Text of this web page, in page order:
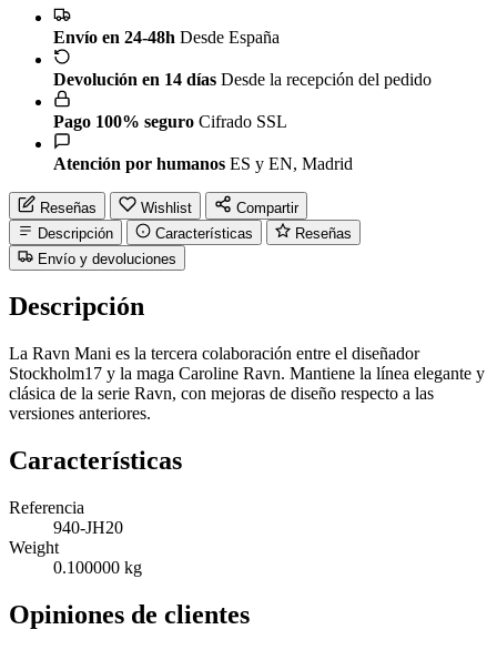
Envío en 24-48h Desde España
Devolución en 14 días Desde la recepción del pedido
Pago 100% seguro Cifrado SSL
Atención por humanos ES y EN, Madrid
Reseñas Wishlist
Compartir
Descripción
Características
Reseñas
Envío y devoluciones
Descripción
La Ravn Mani es la tercera colaboración entre el diseñador
Stockholm17 y la maga Caroline Ravn. Mantiene la línea elegante y
clásica de la serie Ravn, con mejoras de diseño respecto a las
versiones anteriores.
Características
Referencia
940-JH20
Weight
0.100000 kg
Opiniones de clientes